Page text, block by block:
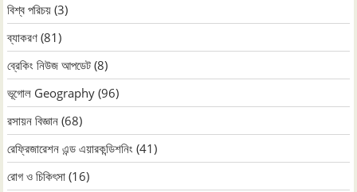
বিশ্ব পরিচয় (3)
ব্যাকরণ (81)
ব্রেকিং নিউজ আপডেট (8)
ভূগোল Geography (96)
রসায়ন বিজ্ঞান (68)
রেফ্রিজারেশন এন্ড এয়ারকন্ডিশনিং (41)
রোগ ও চিকিৎসা (16)